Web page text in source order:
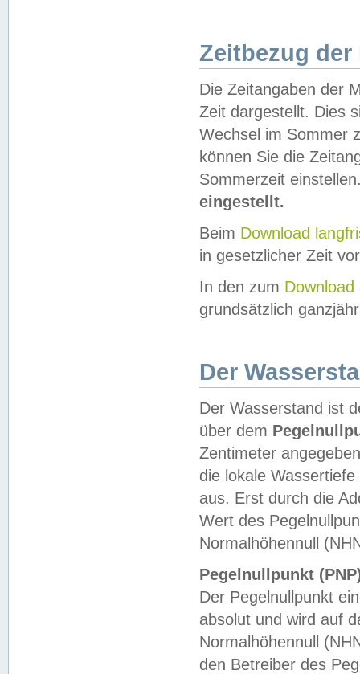
Zeitbezug der
Die Zeitangaben der
Zeit dargestellt. Dies
Wechsel im Sommer
können Sie die
Sommerzeit
eingestellt.
Beim Download
in gesetzlicher Zeit
In den zum Download
grundsätzlich
Der
Der Wasserstand ist
über dem
Zentimeter
die lokale
aus. Erst durch die
Wert des
Normalhöhennull
Pegelnullpunkt
Der Pegelnullpunkt
absolut und wird auf
Normalhöhennull
den Betreiber des